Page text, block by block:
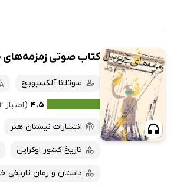
کتاب صوتی زمزمه‌های
سوتلانا آلکسیویچ
۴.۵ (امتیاز ۱۲ نفر)
انتشارات نیستان هنر
تاریخ کشور اوکراین
داستان و رمان تاریخی